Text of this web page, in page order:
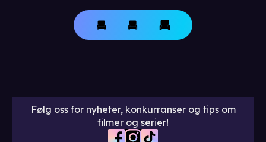
Følg oss for nyheter, konkurranser og tips om
filmer og serier!